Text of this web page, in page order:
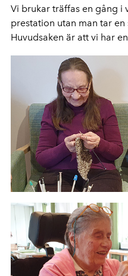
Vi brukar träffas en gång i
prestation utan man tar
Huvudsaken är att vi har